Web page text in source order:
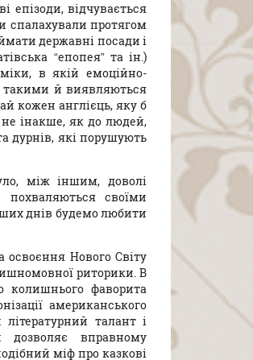
епізоди, відчувається
спалахували протягом
державні посади і
“епопея” та ін.)
в якій емоційно-
такими й виявляються
кожен англієць, яку б
не інакше, як до людей,
дурнів, які порушують
між іншим, доволі
похваляються своїми
днів будемо любити
освоєння Нового Світу
риторики. В
колишнього фаворита
американського
талант і
дозволяє вправному
міф про казкові